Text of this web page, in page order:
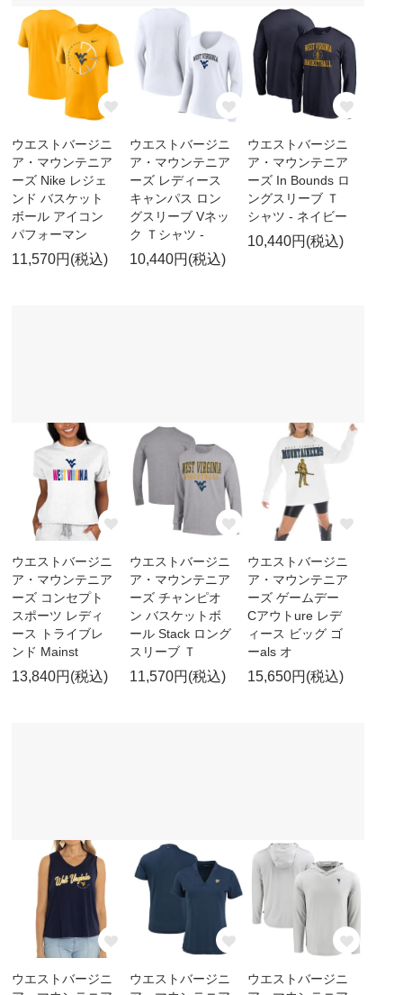
ウエストバージニ
ア・マウンテニア
ーズ Nike レジェ
ンド バスケット
ボール アイコン
パフォーマン
11,570円(税込)
ウエストバージニ
ア・マウンテニア
ーズ レディース
キャンパス ロン
グスリーブ Vネッ
ク Ｔシャツ -
10,440円(税込)
ウエストバージニ
ア・マウンテニア
ーズ In Bounds ロ
ングスリーブ Ｔ
シャツ - ネイビー
10,440円(税込)
ウエストバージニ
ア・マウンテニア
ーズ コンセプト
スポーツ レディ
ース トライブレ
ンド Mainst
13,840円(税込)
ウエストバージニ
ア・マウンテニア
ーズ チャンピオ
ン バスケットボ
ール Stack ロング
スリーブ Ｔ
11,570円(税込)
ウエストバージニ
ア・マウンテニア
ーズ ゲームデー
Cアウトure レデ
ィース ビッグ ゴ
ーals オ
15,650円(税込)
ウエストバージニ
ウエストバージニ
ウエストバージニ